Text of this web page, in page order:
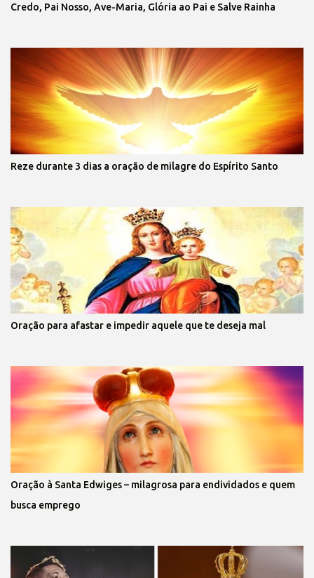
Credo, Pai Nosso, Ave-Maria, Glória ao Pai e Salve Rainha
Reze durante 3 dias a oração de milagre do Espírito Santo
Oração para afastar e impedir aquele que te deseja mal
Oração à Santa Edwiges – milagrosa para endividados e quem
busca emprego